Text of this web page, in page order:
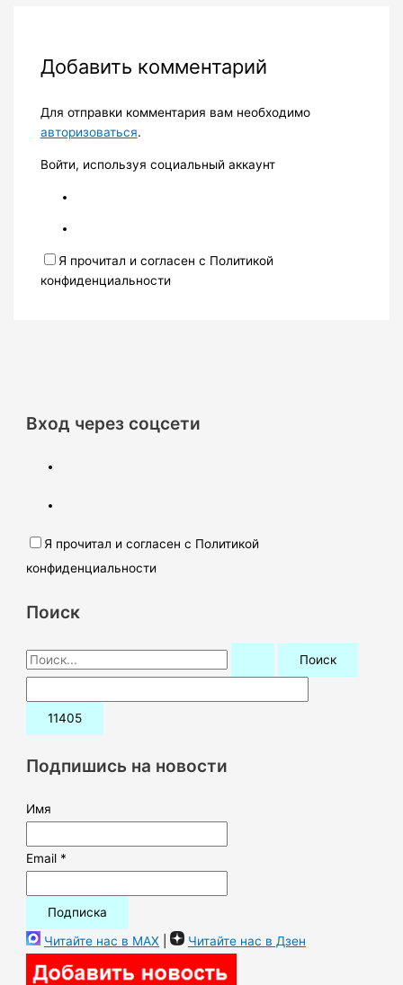
Добавить комментарий
Для отправки комментария вам необходимо
авторизоваться.
Войти, используя социальный аккаунт
Я прочитал и согласен с Политикой
конфиденциальности
Вход через соцсети
Я прочитал и согласен с Политикой
конфиденциальности
Поиск
П
о
и
:Подпишись на новости
Имя
Email *
Читайте нас в MAX | Читайте нас в Дзен